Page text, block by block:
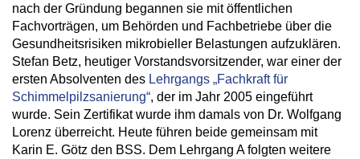
nach der Gründung begannen sie mit öffentlichen
Fachvorträgen, um Behörden und Fachbetriebe über die
Gesundheitsrisiken mikrobieller Belastungen aufzuklären.
Stefan Betz, heutiger Vorstandsvorsitzender, war einer der
ersten Absolventen des Lehrgangs „Fachkraft für
Schimmelpilzsanierung“, der im Jahr 2005 eingeführt
wurde. Sein Zertifikat wurde ihm damals von Dr. Wolfgang
Lorenz überreicht. Heute führen beide gemeinsam mit
Karin E. Götz den BSS. Dem Lehrgang A folgten weitere